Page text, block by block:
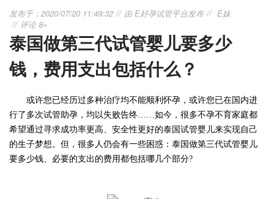
发布于：2020/07/20 11:49:32 由E好孕试管平台发布
E妹
评论 8»
泰国做第三代试管婴儿要多少
钱，费用支出包括什么？
或许您已经历过多种治疗均不能顺利怀孕，或许您已在国内进
行了多次试管助孕，均以失败告终……如今，很多不孕不育家庭都
希望通过寻求成功率更高、安全性更好的泰国试管婴儿来实现自己
的生子梦想。但，很多人仍会有一些困惑： 泰国做第三代试管婴儿
要多少钱、必要的支出的费用都包括哪几个部分?